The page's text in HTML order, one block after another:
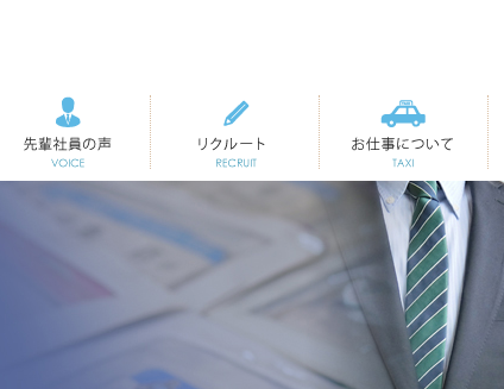
先輩社員の声 リクルート お仕事について